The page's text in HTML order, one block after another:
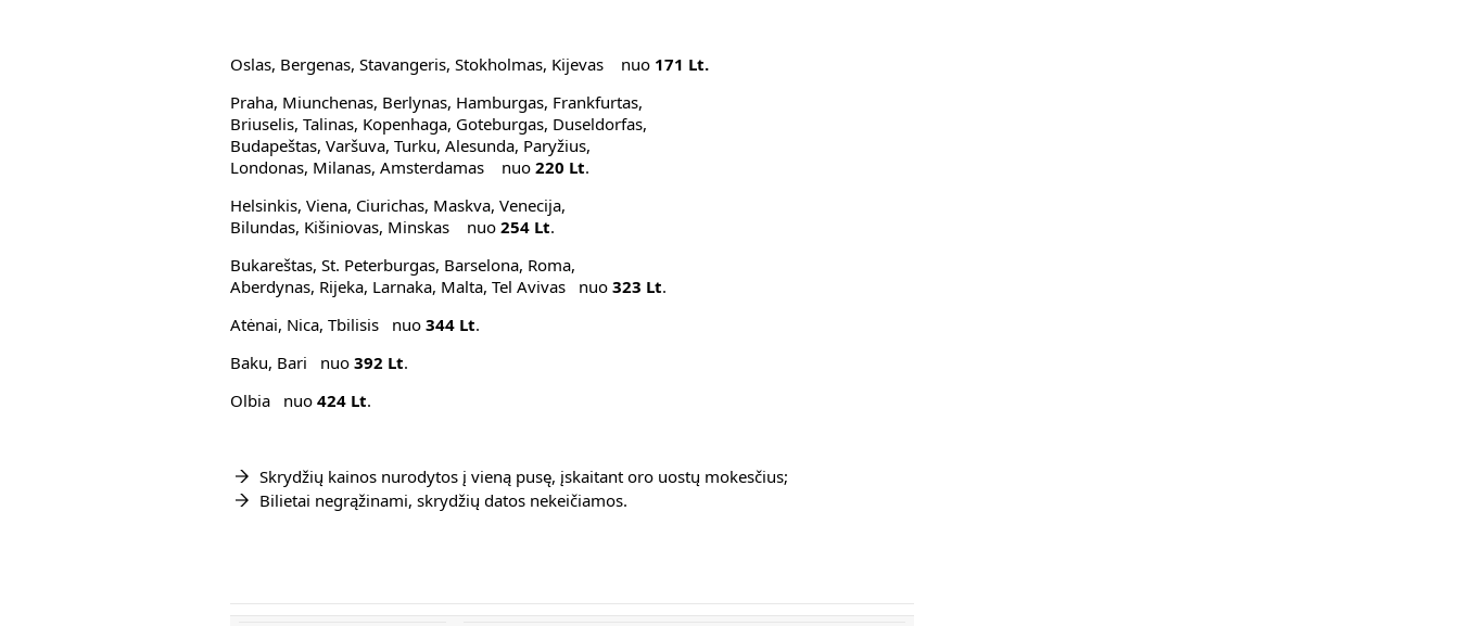
Oslas, Bergenas, Stavangeris, Stokholmas, Kijevas nuo 171 Lt.
Praha, Miunchenas, Berlynas, Hamburgas, Frankfurtas,
Briuselis, Talinas, Kopenhaga, Goteburgas, Duseldorfas,
Budapeštas, Varšuva, Turku, Alesunda, Paryžius,
Londonas, Milanas, Amsterdamas nuo 220 Lt.
Helsinkis, Viena, Ciurichas, Maskva, Venecija,
Bilundas, Kišiniovas, Minskas nuo 254 Lt.
Bukareštas, St. Peterburgas, Barselona, Roma,
Aberdynas, Rijeka, Larnaka, Malta, Tel Avivas nuo 323 Lt.
Atėnai, Nica, Tbilisis nuo 344 Lt.
Baku, Bari nuo 392 Lt.
Olbia nuo 424 Lt.
Skrydžių kainos nurodytos į vieną pusę, įskaitant oro uostų mokesčius;
Bilietai negrąžinami, skrydžių datos nekeičiamos.